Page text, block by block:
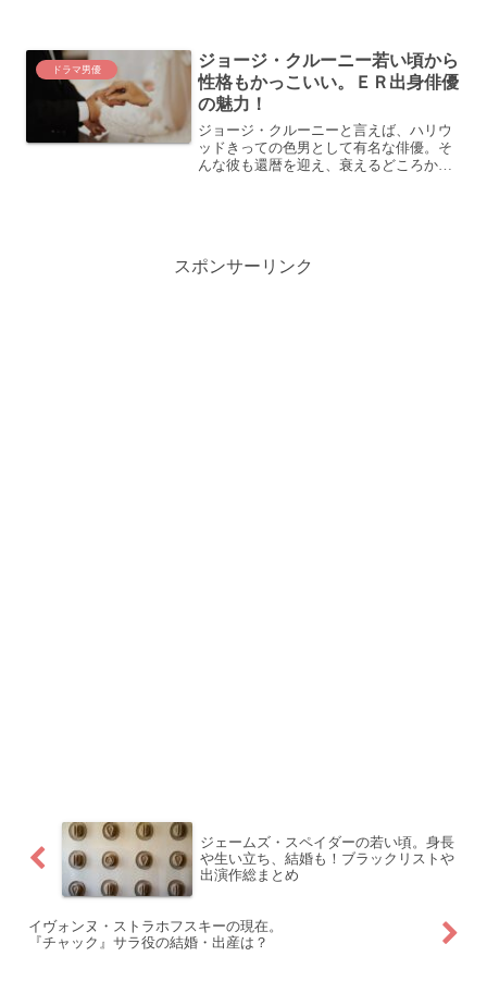
り、テレビとはまた違った...
ドラマ男優
ジョージ・クルーニー若い頃から
性格もかっこいい。ＥＲ出身俳優
の魅力！
ジョージ・クルーニーと言えば、ハリウ
ッドきっての色男として有名な俳優。そ
んな彼も還暦を迎え、衰えるどころかま
スポンサーリンク
ジェームズ・スペイダーの若い頃。身長
や生い立ち、結婚も！ブラックリストや
出演作総まとめ
イヴォンヌ・ストラホフスキーの現在。
『チャック』サラ役の結婚・出産は？